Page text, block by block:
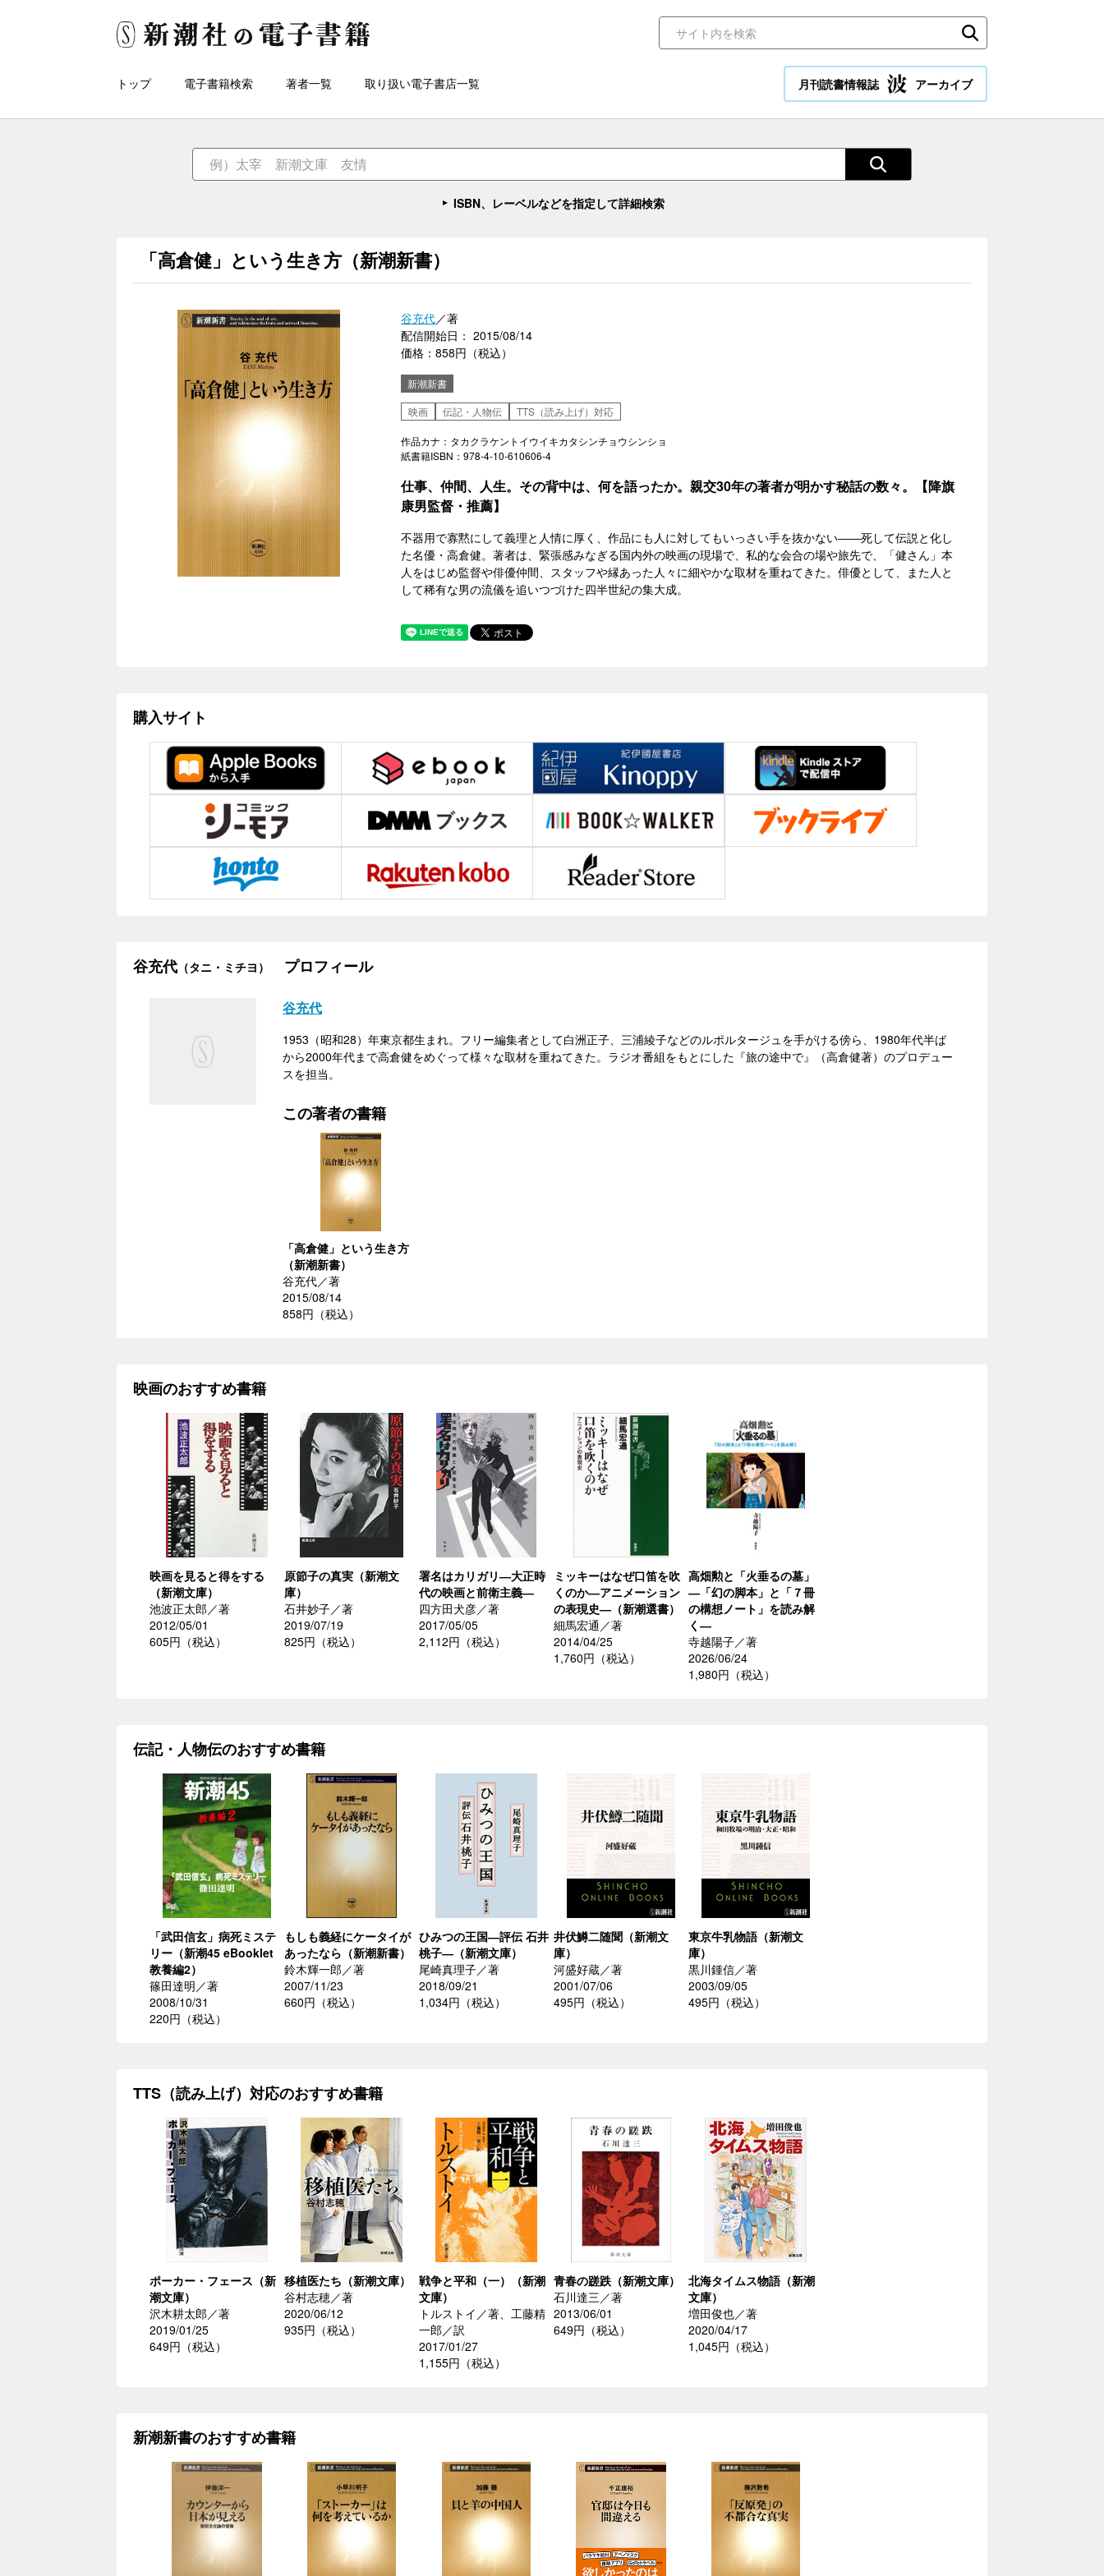
トップ 電子書籍検索 著者一覧 取り扱い電子書店一覧 月刊読書情報誌 アーカイブ
ISBN、レーベルなどを指定して詳細検索
「高倉健」という生き方（新潮新書）
谷充代／著
配信開始日： 2015/08/14
価格：858円（税込）
新潮新書
映画
伝記・人物伝 TTS（読み上げ）対応
作品カナ：タカクラケントイウイキカタシンチョウシンショ
紙書籍ISBN：978-4-10-610606-4
仕事、仲間、人生。その背中は、何を語ったか。親交30年の著者が明かす秘話の数々。【降旗
康男監督・推薦】
不器用で寡黙にして義理と人情に厚く、作品にも人に対してもいっさい手を抜かない――死して伝説と化し
た名優・高倉健。著者は、緊張感みなぎる国内外の映画の現場で、私的な会合の場や旅先で、「健さん」本
人をはじめ監督や俳優仲間、スタッフや縁あった人々に細やかな取材を重ねてきた。俳優として、また人と
して稀有な男の流儀を追いつづけた四半世紀の集大成。
購入サイト
谷充代 （タニ・ミチヨ） プロフィール
谷充代
1953（昭和28）年東京都生まれ。フリー編集者として白洲正子、三浦綾子などのルポルタージュを手がける傍ら、1980年代半ば
から2000年代まで高倉健をめぐって様々な取材を重ねてきた。ラジオ番組をもとにした『旅の途中で』（高倉健著）のプロデュー
スを担当。
この著者の書籍
「高倉健」という生き方
（新潮新書）
谷充代／著
2015/08/14
858円（税込）
映画のおすすめ書籍
映画を見ると得をする
（新潮文庫）
池波正太郎／著
2012/05/01
605円（税込）
原節子の真実（新潮文
庫）
石井妙子／著
2019/07/19
825円（税込）
署名はカリガリ―大正時
代の映画と前衛主義―
四方田犬彦／著
2017/05/05
2,112円（税込）
ミッキーはなぜ口笛を吹
くのか―アニメーション
の表現史―（新潮選書）
細馬宏通／著
2014/04/25
1,760円（税込）
高畑勲と「火垂るの墓」
―「幻の脚本」と「７冊
の構想ノート」を読み解
く―
寺越陽子／著
2026/06/24
1,980円（税込）
伝記・人物伝のおすすめ書籍
「武田信玄」病死ミステ
リー（新潮45 eBooklet
教養編2）
篠田達明／著
2008/10/31
220円（税込）
もしも義経にケータイが
あったなら（新潮新書）
鈴木輝一郎／著
2007/11/23
660円（税込）
ひみつの王国―評伝 石井
桃子―（新潮文庫）
尾崎真理子／著
2018/09/21
1,034円（税込）
井伏鱒二随聞（新潮文
庫）
河盛好蔵／著
2001/07/06
495円（税込）
東京牛乳物語（新潮文
庫）
黒川鍾信／著
2003/09/05
495円（税込）
TTS（読み上げ）対応のおすすめ書籍
ポーカー・フェース（新
潮文庫）
沢木耕太郎／著
2019/01/25
649円（税込）
移植医たち（新潮文庫）
谷村志穂／著
2020/06/12
935円（税込）
戦争と平和（一）（新潮
文庫）
トルストイ／著、工藤精
一郎／訳
2017/01/27
1,155円（税込）
青春の蹉跌（新潮文庫）
石川達三／著
2013/06/01
649円（税込）
北海タイムス物語（新潮
文庫）
増田俊也／著
2020/04/17
1,045円（税込）
新潮新書のおすすめ書籍